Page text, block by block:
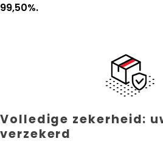
99,50%.
Volledige zekerheid:
verzekerd